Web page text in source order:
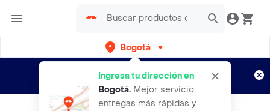
Bogotá
Ingresa tu dirección en
Bogotá. Mejor servicio,
entregas más rápidas y
envíos gratis por semanas
Aplican TyC